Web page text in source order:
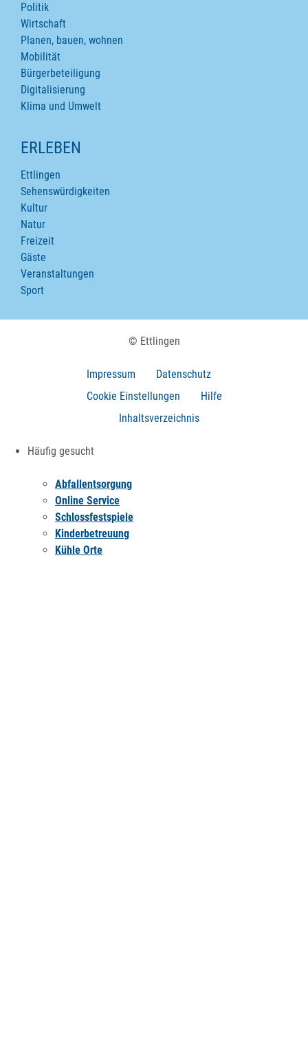
Politik
Wirtschaft
Planen, bauen, wohnen
Mobilität
Bürgerbeteiligung
Digitalisierung
Klima und Umwelt
ERLEBEN
Ettlingen
Sehenswürdigkeiten
Kultur
Natur
Freizeit
Gäste
Veranstaltungen
Sport
© Ettlingen
Impressum
Datenschutz
Cookie Einstellungen
Hilfe
Inhaltsverzeichnis
Häufig gesucht
Abfallentsorgung
Online Service
Schlossfestspiele
Kinderbetreuung
Kühle Orte